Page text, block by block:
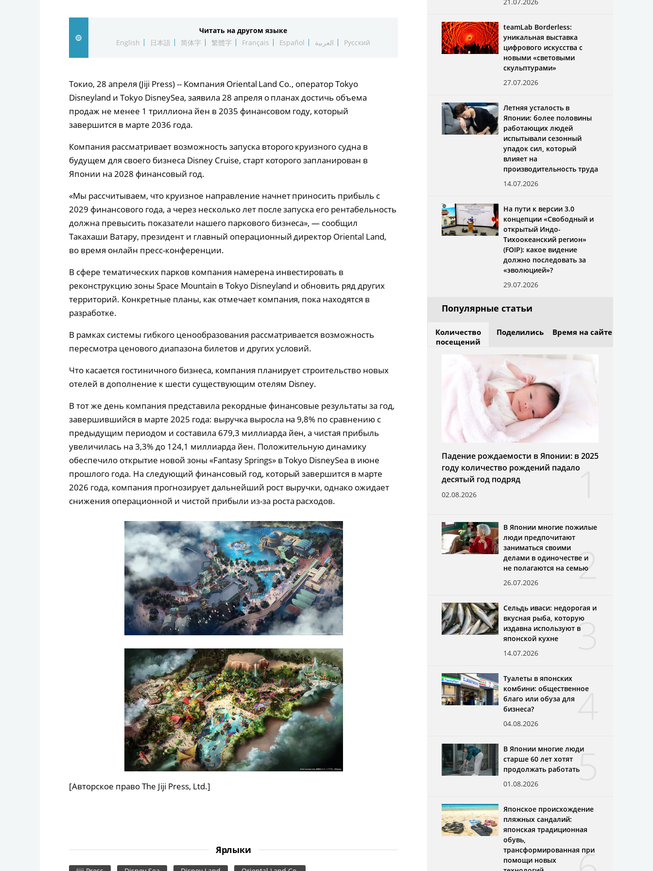
Токио
Читать на другом языке
English
日本語 简体字 繁體字 Français Español العربية Русский
Токио, 28 апреля (Jiji Press) -- Компания Oriental Land Co., оператор Tokyo
Disneyland и Tokyo DisneySea, заявила 28 апреля о планах достичь объема
продаж не менее 1 триллиона йен в 2035 финансовом году, который
завершится в марте 2036 года.
Компания рассматривает возможность запуска второго круизного судна в
будущем для своего бизнеса Disney Cruise, старт которого запланирован в
Японии на 2028 финансовый год.
«Мы рассчитываем, что круизное направление начнет приносить прибыль с
2029 финансового года, а через несколько лет после запуска его рентабельность
должна превысить показатели нашего паркового бизнеса», — сообщил
Такахаши Ватару, президент и главный операционный директор Oriental Land,
во время онлайн пресс-конференции.
В сфере тематических парков компания намерена инвестировать в
реконструкцию зоны Space Mountain в Tokyo Disneyland и обновить ряд других
территорий. Конкретные планы, как отмечает компания, пока находятся в
разработке.
В рамках системы гибкого ценообразования рассматривается возможность
пересмотра ценового диапазона билетов и других условий.
Что касается гостиничного бизнеса, компания планирует строительство новых
отелей в дополнение к шести существующим отелям Disney.
В тот же день компания представила рекордные финансовые результаты за год,
завершившийся в марте 2025 года: выручка выросла на 9,8% по сравнению с
предыдущим периодом и составила 679,3 миллиарда йен, а чистая прибыль
увеличилась на 3,3% до 124,1 миллиарда йен. Положительную динамику
обеспечило открытие новой зоны «Fantasy Springs» в Tokyo DisneySea в июне
прошлого года. На следующий финансовый год, который завершится в марте
2026 года, компания прогнозирует дальнейший рост выручки, однако ожидает
снижения операционной и чистой прибыли из-за роста расходов.
[Авторское право The Jiji Press, Ltd.]
Ярлыки
teamLab Borderless:
уникальная выставка
цифрового искусства с
новыми «световыми
скульптурами»
27.07.2026
Летняя усталость в
Японии: более половины
работающих людей
испытывали сезонный
упадок сил, который
влияет на
производительность труда
14.07.2026
На пути к версии 3.0
концепции «Свободный и
открытый Индо-
Тихоокеанский регион»
(FOIP): какое видение
должно последовать за
«эволюцией»?
29.07.2026
Популярные статьи
Количество
посещений
Поделились Время на сайте
1
Падение рождаемости в Японии: в 2025
году количество рождений падало
десятый год подряд
02.08.2026
2
В Японии многие пожилые
люди предпочитают
заниматься своими
делами в одиночестве и
не полагаются на семью
26.07.2026
3
Сельдь иваси: недорогая и
вкусная рыба, которую
издавна используют в
японской кухне
14.07.2026
4
Туалеты в японских
комбини: общественное
благо или обуза для
бизнеса?
04.08.2026
5
В Японии многие люди
старше 60 лет хотят
продолжать работать
01.08.2026
Японское происхождение
пляжных сандалий:
японская традиционная
обувь,
трансформированная при
помощи новых